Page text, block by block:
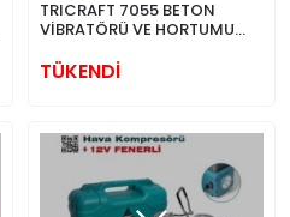
TRICRAFT 7055 BETON
VİBRATÖRÜ VE HORTUMU
TÜKENDİ